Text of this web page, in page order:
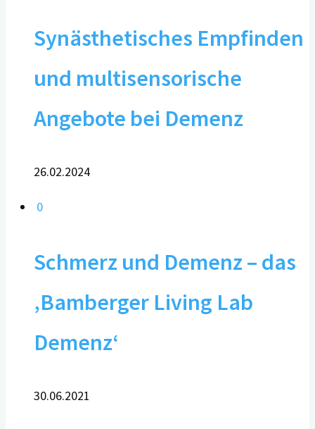
Synästhetisches Empfinden
und multisensorische
Angebote bei Demenz
26.02.2024
0
Schmerz und Demenz – das
‚Bamberger Living Lab
Demenz‘
30.06.2021